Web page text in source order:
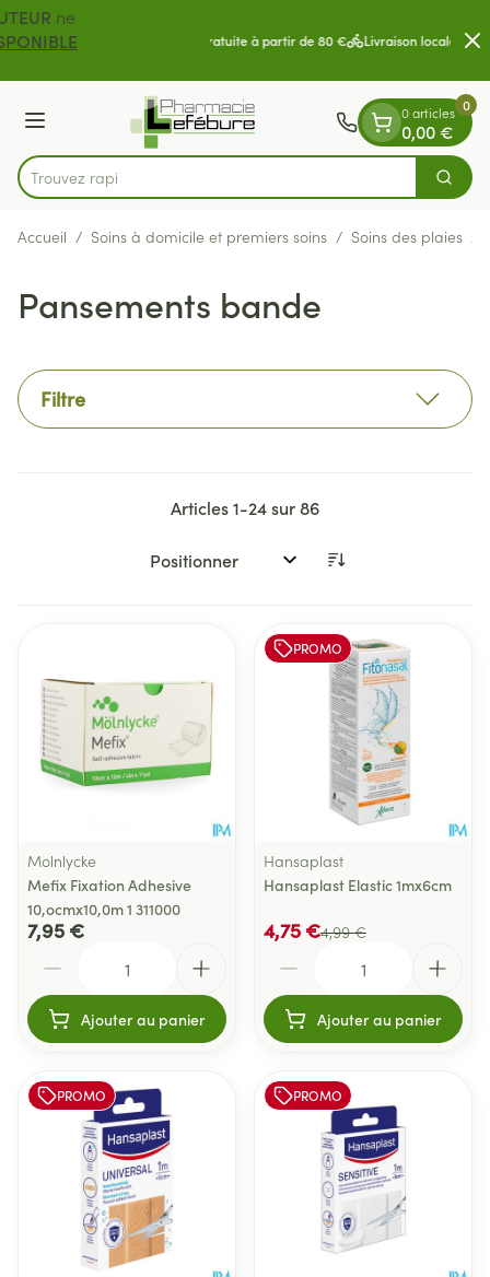
Aller au contenu
1 de 2
rapide au
que les produits "
DISPONIBLE
Livraison gratuite à partir
Menu
Rechercher
Trouvez rapidement des
0 articles
0,00 €
0
Accueil / Soins à domicile et premiers soins / Soins des plaies /
Pansements bande
Filtre
Articles1-24sur86
Trier par:
Molnlycke
Mefix Fixation Adhesive
10,ocmx10,0m 1 311000
7,95 €
Ajouter au panier
PROMO
Hansaplast
Hansaplast Elastic 1mx6cm
4,99 €
4,75 €
Ajouter au panier
PROMO PROMO